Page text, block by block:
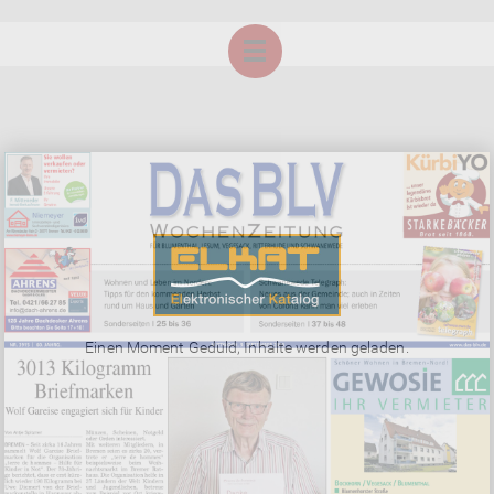
Einen Moment Geduld, Inhalte werden geladen.